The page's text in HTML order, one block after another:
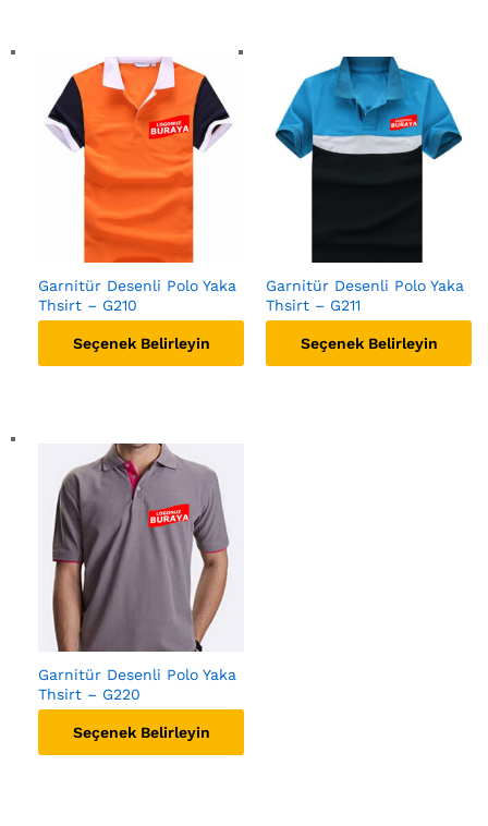
Garnitür Desenli Polo Yaka
Thsirt – G210
Seçenek Belirleyin
Garnitür Desenli Polo Yaka
Thsirt – G211
Seçenek Belirleyin
Garnitür Desenli Polo Yaka
Thsirt – G220
Seçenek Belirleyin